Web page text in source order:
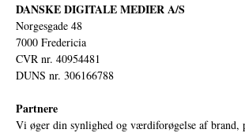
DANSKE DIGITALE MEDIER A/S
Norgesgade 48
7000 Fredericia
CVR nr. 40954481
DUNS nr. 306166788
Partnere
Vi øger din synlighed og værdiforøgelse af brand,